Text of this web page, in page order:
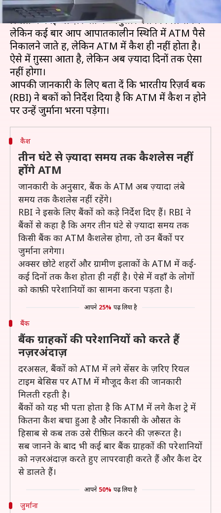
बैंक ATM इसीलिए बनाए गए हैं कि आपातकालीन
स्थिति में कोई भी ज़रूरत के अनुसार पैसे निकाल सके।
लेकिन कई बार आप आपातकालीन स्थिति में ATM पैसे
निकालने जाते हैं, लेकिन ATM में कैश ही नहीं होता है।
ऐसे में ग़ुस्सा आता है, लेकिन अब ज़्यादा दिनों तक ऐसा
नहीं होगा।
आपकी जानकारी के लिए बता दें कि भारतीय रिज़र्व बैंक
(RBI) ने बैंकों को निर्देश दिया है कि ATM में कैश न होने
कैश
तीन घंटे से ज़्यादा समय तक कैशलेस नहीं
होंगे ATM
जानकारी के अनुसार, बैंक के ATM अब ज़्यादा लंबे
समय तक कैशलेस नहीं रहेंगे।
RBI ने इसके लिए बैंकों को कड़े निर्देश दिए हैं। RBI ने
बैंकों से कहा है कि अगर तीन घंटे से ज़्यादा समय तक
किसी बैंक का ATM कैशलेस होगा, तो उन बैंकों पर
जुर्माना लगेगा।
अक्सर छोटे शहरों और ग्रामीण इलाकों के ATM में कई-
कई दिनों तक कैश होता ही नहीं है। ऐसे में वहाँ के लोगों
को काफ़ी परेशानियों का सामना करना पड़ता है।
आपने 25% पढ़ लिया है
बैंक
बैंक ग्राहकों की परेशानियों को करते हैं
नज़रअंदाज़
दरअसल, बैंकों को ATM में लगे सेंसर के ज़रिए रियल
टाइम बेसिस पर ATM में मौजूद कैश की जानकारी
मिलती रहती है।
बैंकों को यह भी पता होता है कि ATM में लगे कैश ट्रे में
कितना कैश बचा हुआ है और निकासी के औसत के
हिसाब से कब तक उसे रीफ़िल करने की ज़रूरत है।
सब जानने के बाद भी कई बार बैंक ग्राहकों की परेशानियों
को नज़रअंदाज़ करते हुए लापरवाही करते हैं और कैश देर
से डालते हैं।
आपने 50% पढ़ लिया है
जुर्माना